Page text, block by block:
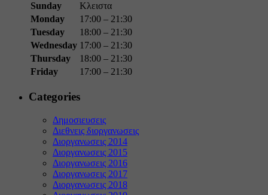
Sunday
Κλειστα
Monday
17:00 – 21:30
Tuesday
18:00 – 21:30
Wednesday 17:00 – 21:30
Thursday
18:00 – 21:30
Friday
17:00 – 21:30
Categories
Δημοσιευσεις
Διεθνεις διοργανωσεις
Διοργανωσεις 2014
Διοργανωσεις 2015
Διοργανωσεις 2016
Διοργανωσεις 2017
Διοργανωσεις 2018